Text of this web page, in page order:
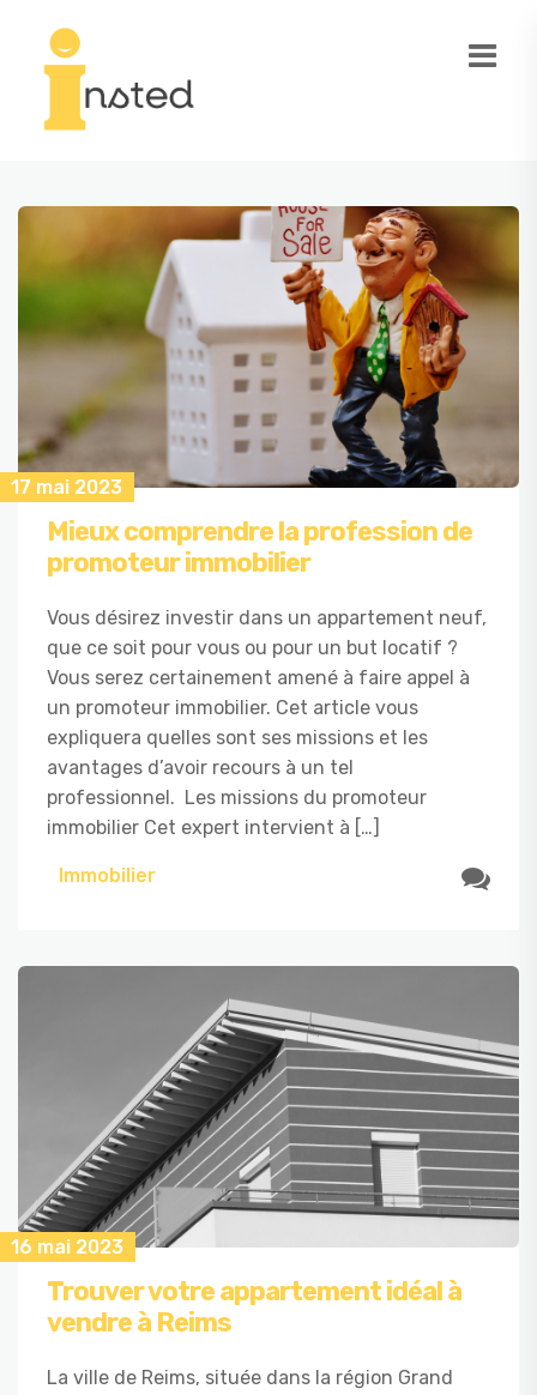
17 mai 2023
Mieux comprendre la profession de
promoteur immobilier
Vous désirez investir dans un appartement neuf,
que ce soit pour vous ou pour un but locatif ?
Vous serez certainement amené à faire appel à
un promoteur immobilier. Cet article vous
expliquera quelles sont ses missions et les
avantages d’avoir recours à un tel
professionnel. Les missions du promoteur
immobilier Cet expert intervient à […]
Immobilier
16 mai 2023
Trouver votre appartement idéal à
vendre à Reims
La ville de Reims, située dans la région Grand